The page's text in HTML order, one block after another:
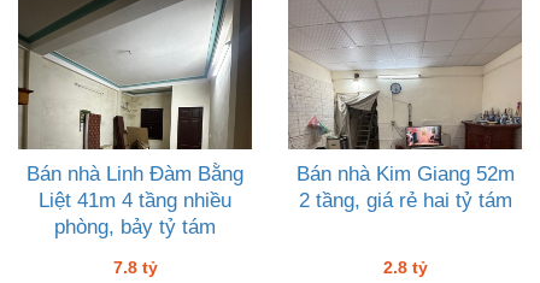
Bán nhà Linh Đàm Bằng
Liệt 41m 4 tầng nhiều
phòng, bảy tỷ tám
7.8 tỷ
Bán nhà Kim Giang 52m
2 tầng, giá rẻ hai tỷ tám
2.8 tỷ